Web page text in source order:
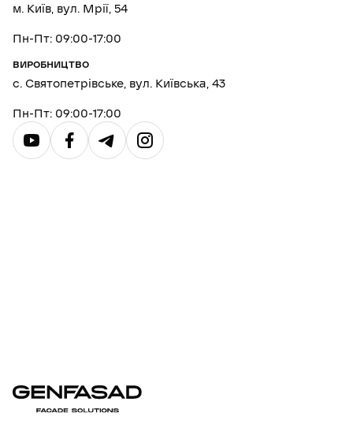
м. Київ, вул. Мрії, 54
Пн-Пт: 09:00-17:00
ВИРОБНИЦТВО
с. Святопетрівське, вул. Київська, 43
Пн-Пт: 09:00-17:00